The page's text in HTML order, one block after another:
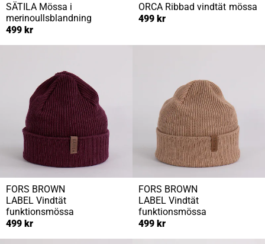
SÄTILA Mössa i
merinoullsblandning
499 kr
ORCA Ribbad vindtät mössa
499 kr
FORS BROWN
LABEL Vindtät
funktionsmössa
499 kr
FORS BROWN
LABEL Vindtät
funktionsmössa
499 kr